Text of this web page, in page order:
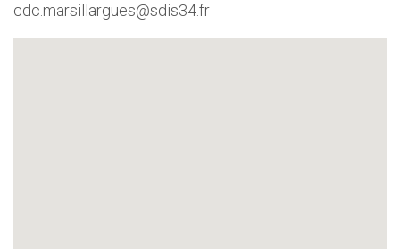
cdc.marsillargues@sdis34.fr